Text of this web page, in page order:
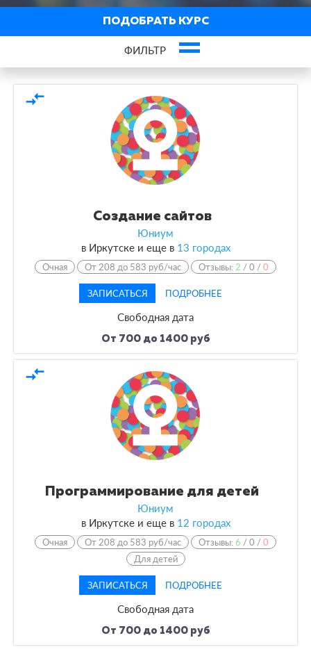
compare_arrows
Создание сайтов
Юниум
вИркутске и еще в 13 городах
Очная От 208 до 583 руб/час Отзывы: 2 /0 /0
ЗАПИСАТЬСЯ ПОДРОБНЕЕ
Свободная дата
От 700 до 1400 руб
compare_arrows
Программирование для детей
Юниум
вИркутске и еще в 12 городах
Очная От 208 до 583 руб/час Отзывы:6 /0 /0
Для детей
ЗАПИСАТЬСЯ ПОДРОБНЕЕ
Свободная дата
От 700 до 1400 руб
ПОДОБРАТЬ КУРС
ФИЛЬТР
Обязательно посмотрите
JavaScript — лучшие курсы